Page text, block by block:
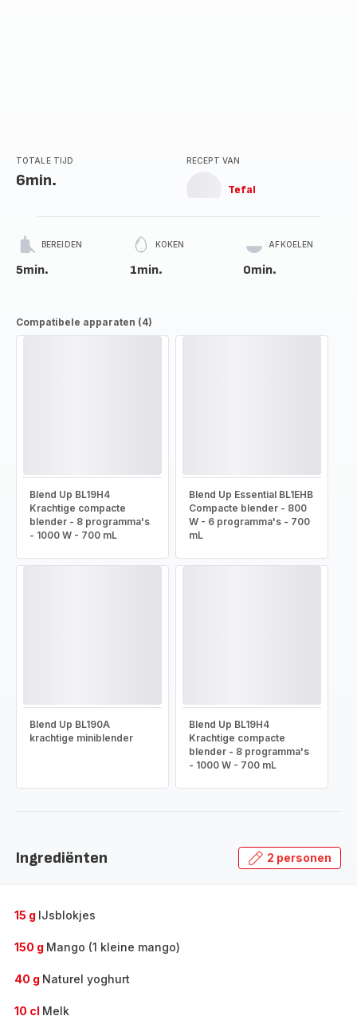
TOTALE TIJD
6min.
RECEPT VAN
Tefal
BEREIDEN
5min.
KOKEN
1min.
AFKOELEN
0min.
Compatibele apparaten (4)
Blend Up BL19H4
Krachtige compacte
blender - 8 programma's
- 1000 W - 700 mL
Blend Up Essential BL1EHB
Compacte blender - 800
W - 6 programma's - 700
mL
Blend Up BL190A
krachtige miniblender
Blend Up BL19H4
Krachtige compacte
blender - 8 programma's
- 1000 W - 700 mL
Ingrediënten 2 personen
15 g IJsblokjes
150 g Mango (1 kleine mango)
40 g Naturel yoghurt
10 cl Melk